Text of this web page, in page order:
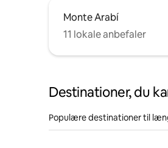
Monte Arabí
11 lokale anbefaler
Destinationer, du
Populære destinationer til